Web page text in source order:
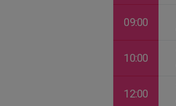
09:00
10:00
12:00